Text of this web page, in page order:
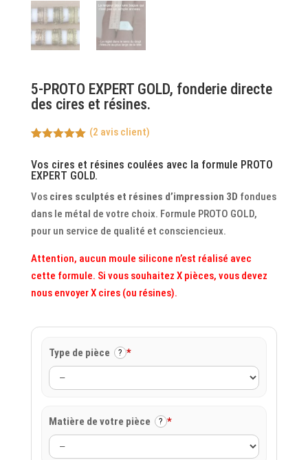
5-PROTO EXPERT GOLD, fonderie directe
des cires et résines.
sur 5
basé sur
notations
(2 avis client)
Vos cires et résines coulées avec la formule PROTO
EXPERT GOLD.
Vos cires sculptés et résines d’impression 3D fondues
dans le métal de votre choix. Formule PROTO GOLD,
pour un service de qualité et consciencieux.
Attention, aucun moule silicone n’est réalisé avec
cette formule. Si vous souhaitez X pièces, vous devez
nous envoyer X cires (ou résines).
Type de pièce ? *
Matière de votre pièce ? *